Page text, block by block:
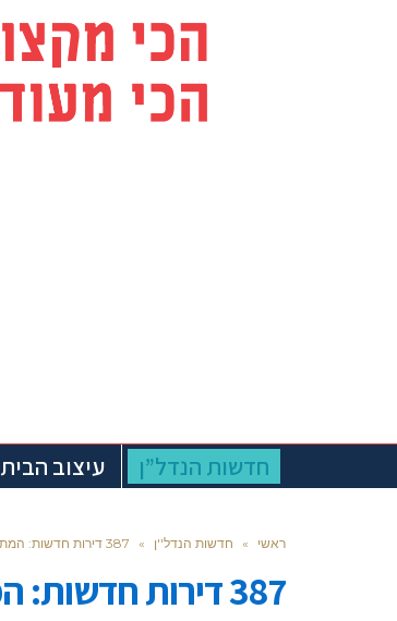
חדשות הנדל”ן עיצוב הבית
ראשי » חדשות הנדל''ן » 387 דירות חדשות: המתחם שישנה את כפר סבא
387 דירות חדשות: המתחם שישנה את כפר סבא